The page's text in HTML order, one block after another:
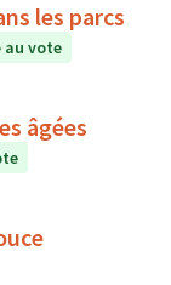
les parcs
au vote
âgées